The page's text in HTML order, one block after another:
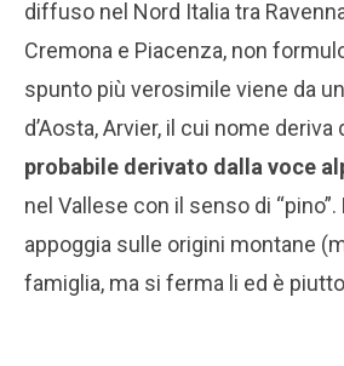
diffuso nel Nord Italia tra
Cremona e Piacenza, non
spunto più verosimile viene da
d’Aosta, Arvier, il cui nome deriva
probabile derivato dalla voce
nel Vallese con il senso di
appoggia sulle origini montane
famiglia, ma si ferma li ed è